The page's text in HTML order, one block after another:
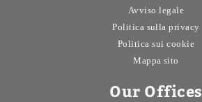
Avviso legale
Politica sulla privacy
Politica sui cookie
Mappa sito
Our Offices